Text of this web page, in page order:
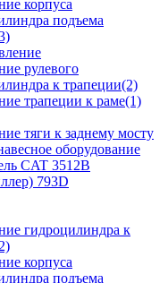
корпуса
подъема
рулевого
к трапеции(2)
трапеции к раме(1)
тяги к заднему мосту
оборудование
CAT 3512B
793D
гидроцилиндра к
корпуса
подъема